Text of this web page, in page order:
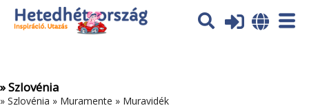
Az oldal sütiket (cookies) használ. További tájékoztatás itt:
Adatvédelmi tájékoztató
» Szlovénia
» Szlovénia » Muramente » Muravidék